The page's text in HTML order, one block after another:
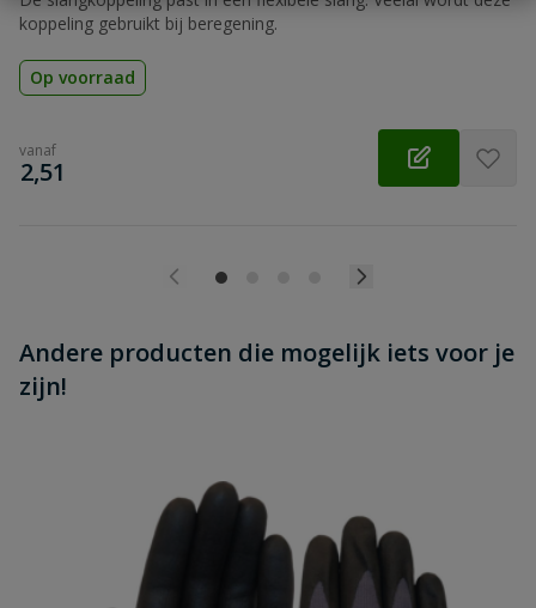
koppeling gebruikt bij beregening.
Op voorraad
vanaf
€
2,51
Andere producten die mogelijk iets voor je
zijn!